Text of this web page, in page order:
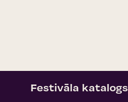
Festivāla katalogs